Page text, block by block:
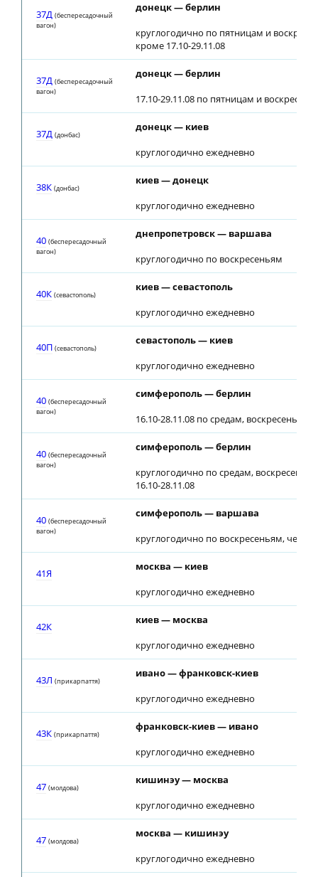
37Д (беспересадочный
вагон)
донецк — берлин
круглогодично по пятницам и
кроме 17.10-29.11.08
37Д (беспересадочный
вагон)
донецк — берлин
17.10-29.11.08 по пятницам и
37Д (донбас)
донецк — киев
круглогодично ежедневно
38К (донбас)
киев — донецк
круглогодично ежедневно
40 (беспересадочный
вагон)
днепропетровск — варшава
круглогодично по воскресеньям
40К (севастополь)
киев — севастополь
круглогодично ежедневно
40П (севастополь)
севастополь — киев
круглогодично ежедневно
40 (беспересадочный
вагон)
симферополь — берлин
16.10-28.11.08 по средам, воскресеньям
40 (беспересадочный
вагон)
симферополь — берлин
круглогодично по средам,
16.10-28.11.08
40 (беспересадочный
вагон)
симферополь — варшава
круглогодично по воскресеньям,
41Я
москва — киев
круглогодично ежедневно
42К
киев — москва
круглогодично ежедневно
43Л (прикарпаття)
ивано — франковск-киев
круглогодично ежедневно
43К (прикарпаття)
франковск-киев — ивано
круглогодично ежедневно
47 (молдова)
кишинэу — москва
круглогодично ежедневно
47 (молдова)
москва — кишинэу
круглогодично ежедневно